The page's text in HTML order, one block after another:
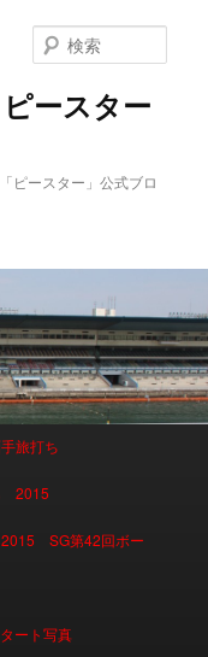
ースター
ピースター」公式ブロ
索
旅打ち
2015
SG第42回ボー
ート写真